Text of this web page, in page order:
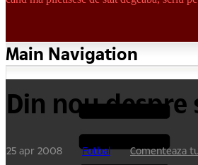
Main Navigation
Din nou
25 apr 2008 Fotbal Comenteaza